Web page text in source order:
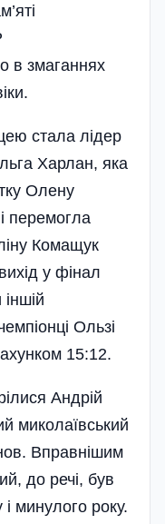
в змаганнях
стала лідер
Харлан, яка
Олену
перемогла
Комащук
у фінал
Ользі
15:12.
Андрій
миколаївський
Вправнішим
до речі, був
минулого року.